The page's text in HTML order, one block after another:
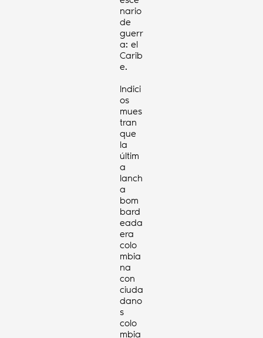
nario
de
guerr
a: el
Carib
e.
Indici
os
mues
tran
que
la
últim
a
lanch
a
bom
bard
eada
era
colo
mbia
na
con
ciuda
dano
s
colo
mbia